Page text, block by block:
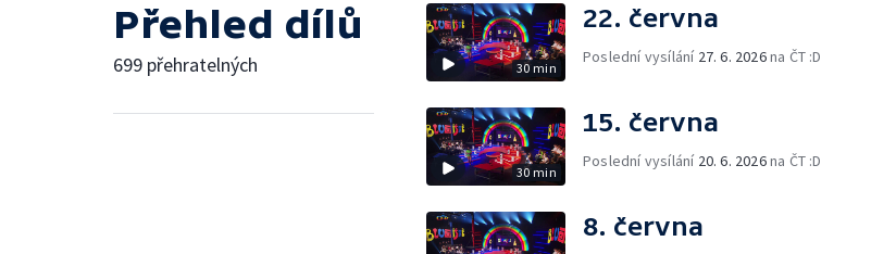
Přehled dílů
699 přehratelných 30 min
22. června
Poslední vysílání 27. 6. 2026na ČT :D
30 min
15. června
Poslední vysílání 20. 6. 2026na ČT :D
8. června